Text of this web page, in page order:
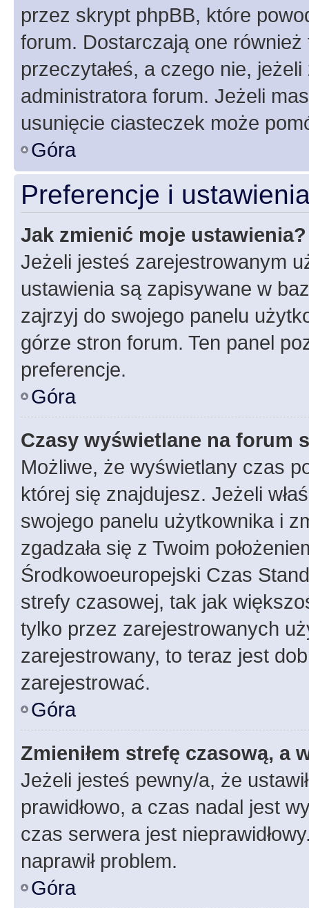
przez skrypt phpBB, które
forum. Dostarczają one
przeczytałeś, a czego nie,
administratora forum. Jeżeli
usunięcie ciasteczek może
Góra
Preferencje i
Jak zmienić moje ustawienia?
Jeżeli jesteś zarejestrowanym
ustawienia są zapisywane w
zajrzyj do swojego panelu
górze stron forum. Ten panel
preferencje.
Góra
Czasy wyświetlane na forum
Możliwe, że wyświetlany czas
której się znajdujesz. Jeżeli
swojego panelu użytkownika i
zgadzała się z Twoim
Środkowoeuropejski Czas
strefy czasowej, tak jak
tylko przez zarejestrowanych
zarejestrowany, to teraz jest
zarejestrować.
Góra
Zmieniłem strefę czasową, a
Jeżeli jesteś pewny/a, że
prawidłowo, a czas nadal jest
czas serwera jest
naprawił problem.
Góra